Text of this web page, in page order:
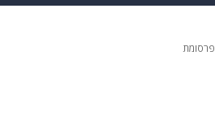
פרסומת